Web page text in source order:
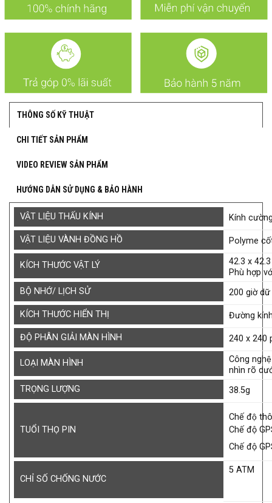
THÔNG SỐ KỸ THUẬT
CHI TIẾT SẢN PHẨM
VIDEO REVIEW SẢN PHẨM
HƯỚNG DẪN SỬ DỤNG & BẢO HÀNH
VẬT LIỆU THẤU KÍNH Kính
VẬT LIỆU VÀNH ĐỒNG HỒ Polyme
KÍCH THƯỚC VẬT LÝ
42.3 x
Phù hợp
BỘ NHỚ/ LỊCH SỬ
200 giờ
KÍCH THƯỚC HIỂN THỊ Đường
ĐỘ PHÂN GIẢI MÀN HÌNH 240 x 240
LOẠI MÀN HÌNH
Công
nhìn rõ
TRỌNG LƯỢNG
38.5g
TUỔI THỌ PIN
Chế độ
Chế độ
Chế độ
CHỈ SỐ CHỐNG NƯỚC
5 ATM